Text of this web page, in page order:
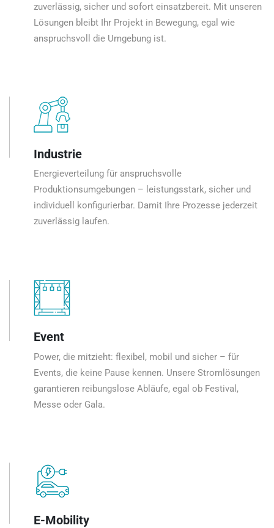
zuverlässig, sicher und sofort einsatzbereit. Mit unseren
Lösungen bleibt Ihr Projekt in Bewegung, egal wie
anspruchsvoll die Umgebung ist.
Industrie
Energieverteilung für anspruchsvolle
Produktionsumgebungen – leistungsstark, sicher und
individuell konfigurierbar. Damit Ihre Prozesse jederzeit
zuverlässig laufen.
Event
Power, die mitzieht: flexibel, mobil und sicher – für
Events, die keine Pause kennen. Unsere Stromlösungen
garantieren reibungslose Abläufe, egal ob Festival,
Messe oder Gala.
E-Mobility